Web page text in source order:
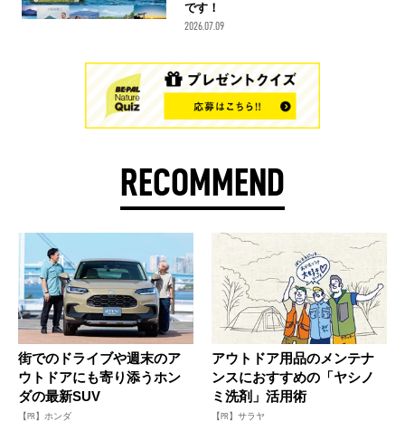
です！
2026.07.09
RECOMMEND
街でのドライブや週末のア
ウトドアにも寄り添うホン
ダの最新SUV
【PR】ホンダ
アウトドア用品のメンテナ
ンスにおすすめの「ヤシノ
ミ洗剤」活用術
【PR】サラヤ